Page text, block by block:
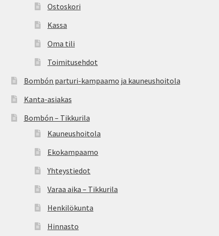
Ostoskori
Kassa
Oma tili
Toimitusehdot
Bombón parturi-kampaamo ja kauneushoitola
Kanta-asiakas
Bombón – Tikkurila
Kauneushoitola
Ekokampaamo
Yhteystiedot
Varaa aika – Tikkurila
Henkilökunta
Hinnasto